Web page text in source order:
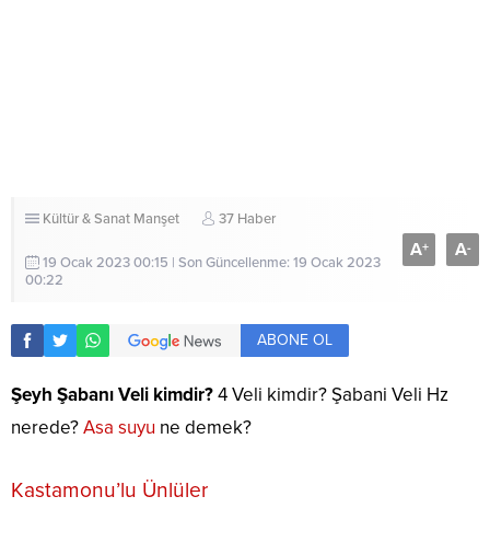
Kültür & Sanat Manşet 37 Haber
19 Ocak 2023 00:15 | Son Güncellenme: 19 Ocak 2023
00:22
A+ A-
ABONE OL
Şeyh Şabanı Veli kimdir?4 Veli kimdir? Şabani Veli Hz
nerede?Asa suyu ne demek?
Kastamonu’lu Ünlüler